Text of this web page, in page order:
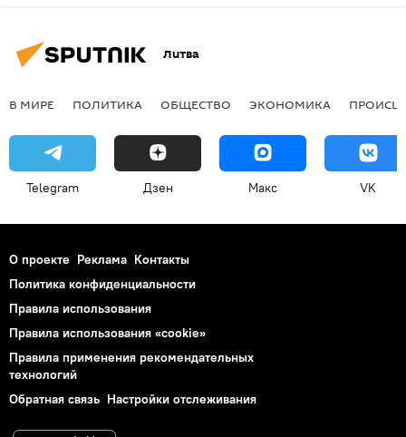
Литва
В МИРЕ ПОЛИТИКА ОБЩЕСТВО ЭКОНОМИКА
Telegram Дзен Макс VK
О проекте Реклама Контакты
Политика конфиденциальности
Правила использования
Правила использования «cookie»
Правила применения рекомендательных
технологий
Обратная связь Настройки отслеживания